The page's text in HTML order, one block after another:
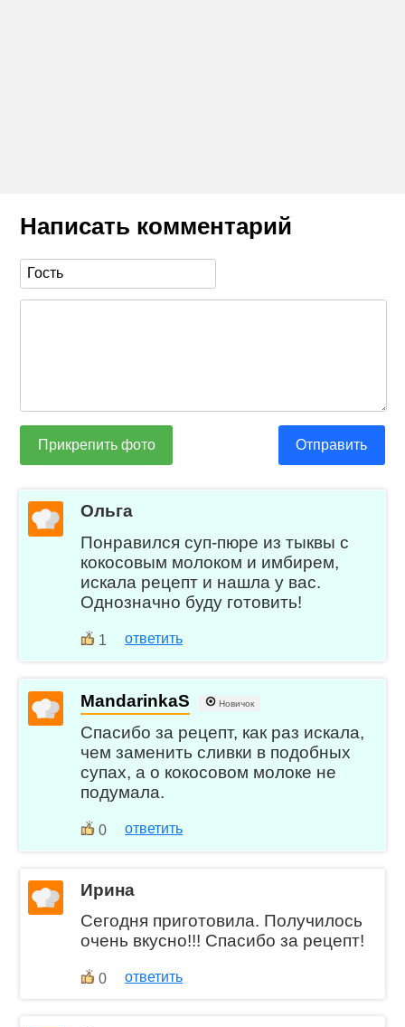
Написать комментарий
Прикрепить фото Отправить
Ольга
Понравился суп-пюре из тыквы с
кокосовым молоком и имбирем,
искала рецепт и нашла у вас.
Однозначно буду готовить!
1 ответить
MandarinkaS Новичок
Спасибо за рецепт, как раз искала,
чем заменить сливки в подобных
супах, а о кокосовом молоке не
подумала.
0 ответить
Ирина
Сегодня приготовила. Получилось
очень вкусно!!! Спасибо за рецепт!
0 ответить